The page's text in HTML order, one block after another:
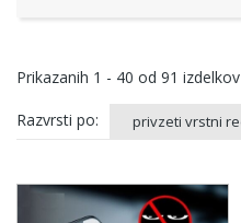
Prikazanih 1 - 40 od 91 izdelkov
Razvrsti po: